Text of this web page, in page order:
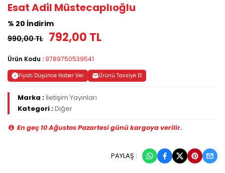
Esat Adil Müstecaplıoğlu
% 20 İndirim
990,00 TL 792,00 TL
Ürün Kodu : 9789750539541
Fiyatı Düşünce Haber Ver Ürünü Tavsiye Et
Marka : İletişim Yayınları
Kategori :Diğer
En geç 10 Ağustos Pazartesi günü kargoya verilir.
PAYLAŞ :